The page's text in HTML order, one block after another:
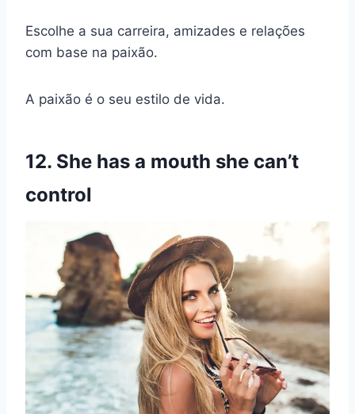
Escolhe a sua carreira, amizades e relações
com base na paixão.
A paixão é o seu estilo de vida.
12. She has a mouth she can’t
control